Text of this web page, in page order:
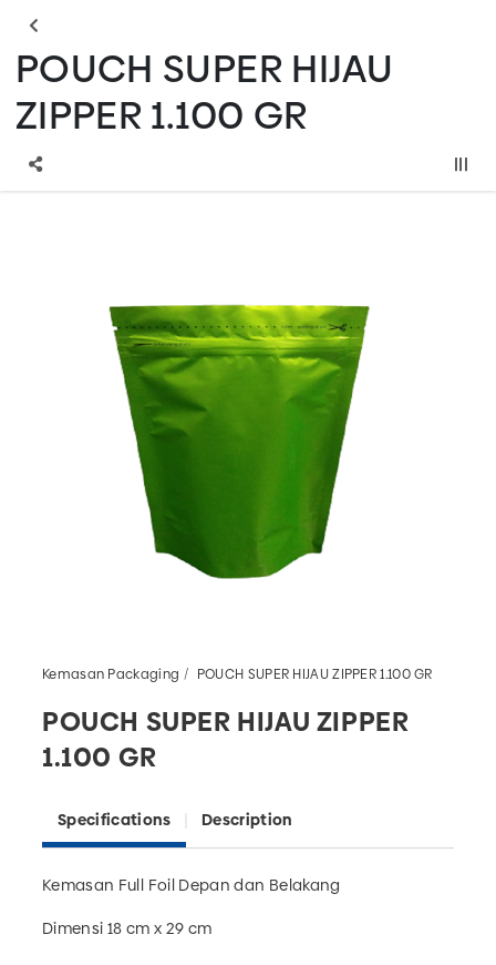
POUCH SUPER HIJAU
ZIPPER 1.100 GR
Kemasan Packaging POUCH SUPER HIJAU ZIPPER 1.100 GR
POUCH SUPER HIJAU ZIPPER
1.100 GR
Specifications Description
Kemasan Full Foil Depan dan Belakang
Dimensi 18 cm x 29 cm